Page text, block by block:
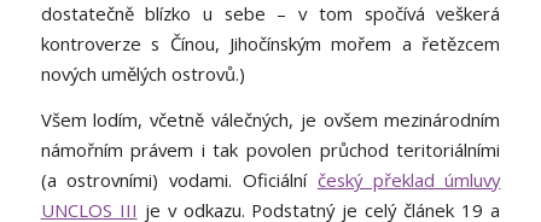
dostatečně blízko u sebe – v tom spočívá veškerá
kontroverze s Čínou, Jihočínským mořem a řetězcem
nových umělých ostrovů.)
Všem lodím, včetně válečných, je ovšem mezinárodním
námořním právem i tak povolen průchod teritoriálními
(a ostrovními) vodami. Oficiální český překlad úmluvy
UNCLOS III je v odkazu. Podstatný je celý článek 19 a